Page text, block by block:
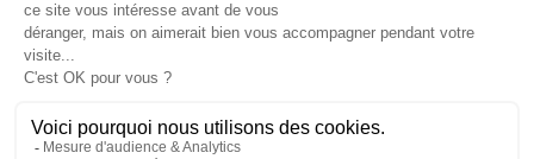
Politique des données Amarris.be